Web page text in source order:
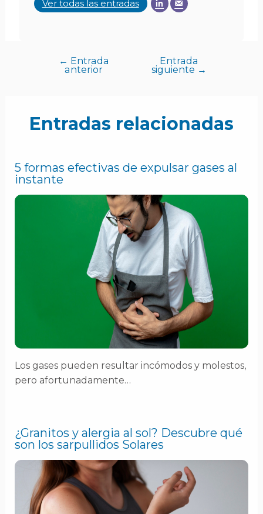
Ver todas las entradas
← Entrada
anterior
Entrada
siguiente →
Entradas relacionadas
5 formas efectivas de expulsar gases al
instante
Los gases pueden resultar incómodos y molestos,
pero afortunadamente…
¿Granitos y alergia al sol? Descubre qué
son los sarpullidos Solares